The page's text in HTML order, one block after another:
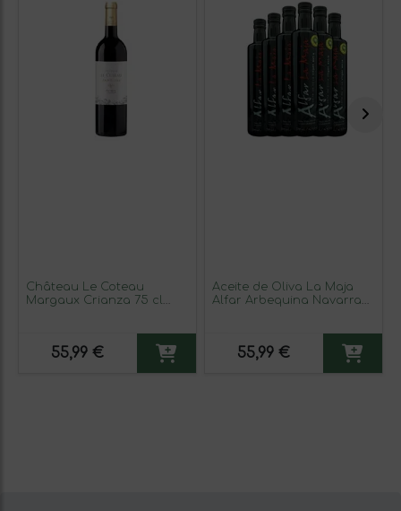
Château Le Coteau
Margaux Crianza 75 cl
55,99 €
Aceite de Oliva La Maja
Alfar Arbequina Navarra
55,99 €